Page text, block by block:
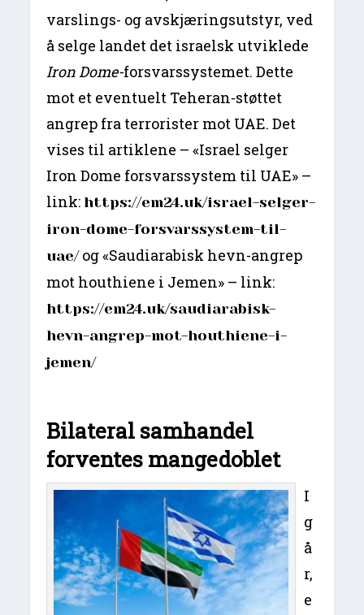
varslings- og avskjæringsutstyr, ved
å selge landet det israelsk utviklede
Iron Dome-forsvarssystemet. Dette
mot et eventuelt Teheran-støttet
angrep fra terrorister mot UAE. Det
vises til artiklene – «Israel selger
Iron Dome forsvarssystem til UAE» –
link: https://em24.uk/israel-selger-
iron-dome-forsvarssystem-til-
uae/og «Saudiarabisk hevn-angrep
mot houthiene i Jemen» – link:
https://em24.uk/saudiarabisk-
hevn-angrep-mot-houthiene-i-
jemen/
Bilateral samhandel
forventes mangedoblet
I
g
å
r,
e